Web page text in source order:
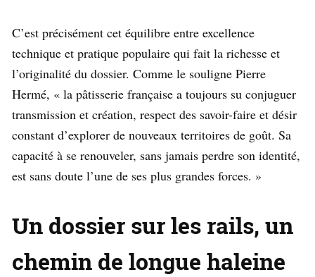
C’est précisément cet équilibre entre excellence
technique et pratique populaire qui fait la richesse et
l’originalité du dossier. Comme le souligne Pierre
Hermé, « la pâtisserie française a toujours su conjuguer
transmission et création, respect des savoir-faire et désir
constant d’explorer de nouveaux territoires de goût. Sa
capacité à se renouveler, sans jamais perdre son identité,
est sans doute l’une de ses plus grandes forces. »
Un dossier sur les rails, un
chemin de longue haleine